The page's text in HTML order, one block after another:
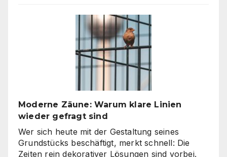
oder
Inhouse-
Produktion?
finden
Unternehmen
Weg
zu
skalierbarem
Video-
Content
Moderne Zäune: Warum klare Linien
wieder gefragt sind
Wer sich heute mit der Gestaltung seines
Grundstücks beschäftigt, merkt schnell: Die
Zeiten rein dekorativer Lösungen sind vorbei.